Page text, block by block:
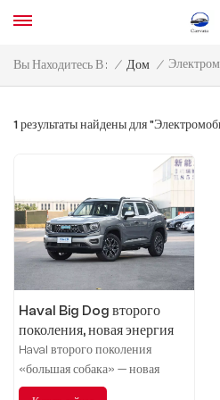
Вы Находитесь В : / Дом /
1 результаты найдены для
Haval Big Dog второго
поколения, новая энергия
2023 DHT-PHEV, 50-
километровая
электрическая версия с
Haval второго поколения
«большая собака» — новая
энергия — это совершенно